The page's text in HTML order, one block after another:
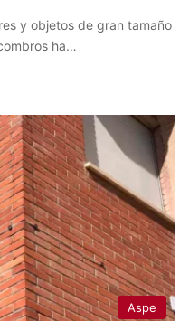
y objetos de gran tamaño
ha…
Aspe